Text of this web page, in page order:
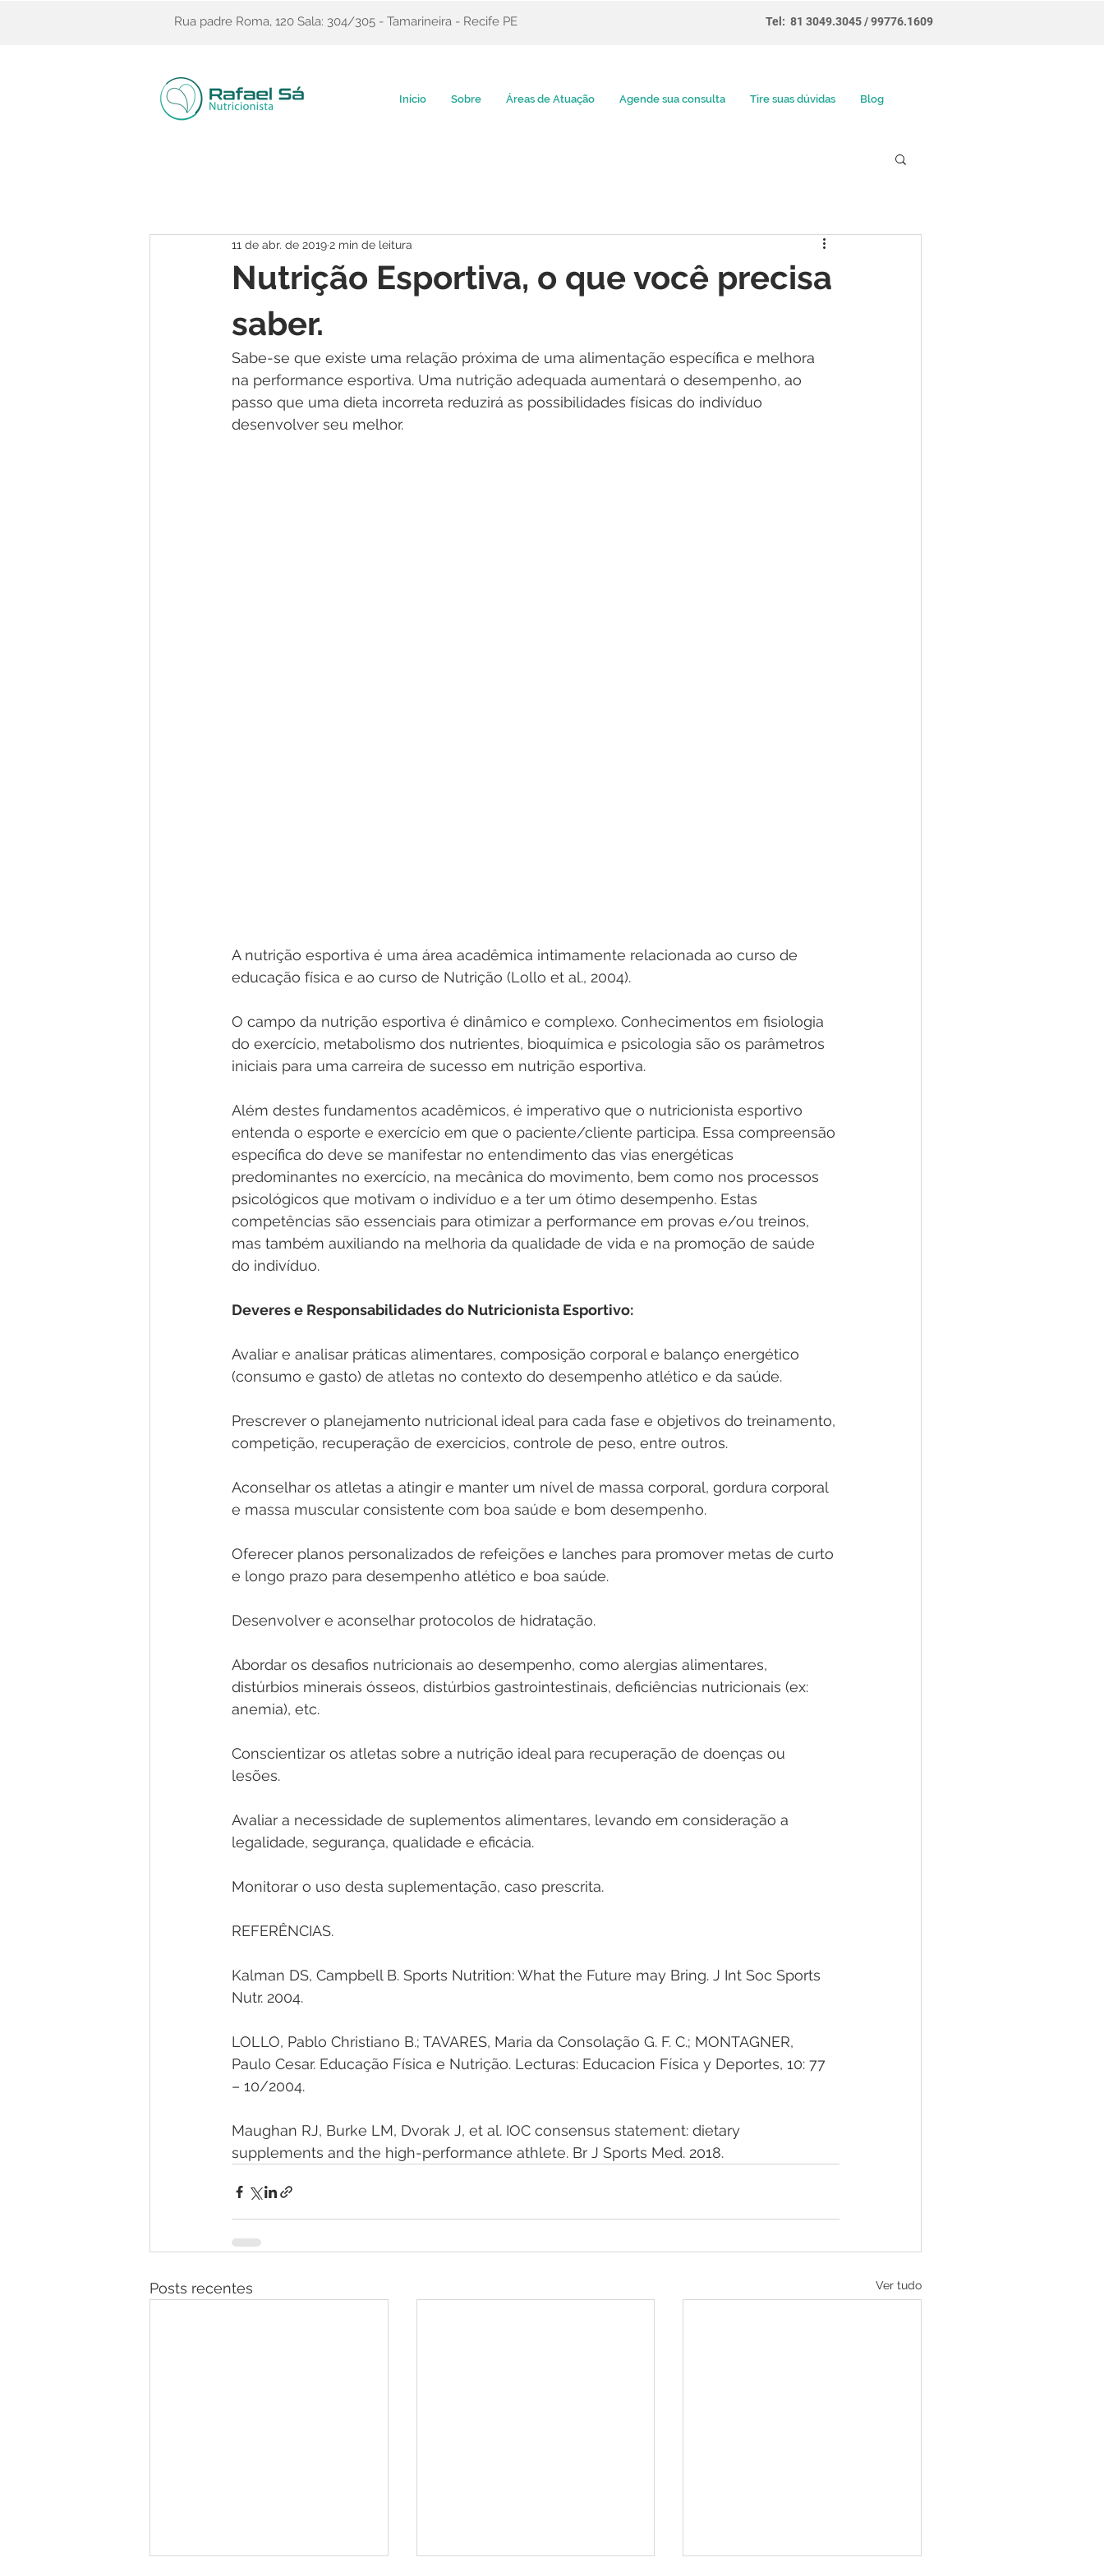
Rua padre Roma, 120 Sala: 304/305 - Tamarineira - Recife PE Tel: 81 3049.3045/ 99776.1609
Início Sobre Áreas de Atuação Agende sua consulta Tire suas dúvidas Blog
Nutrição Esportiva, o que você precisa
saber.
11 de abr. de 20192 min de leitura
Sabe-se que existe uma relação próxima de uma alimentação específica e melhora
na performance esportiva. Uma nutrição adequada aumentará o desempenho, ao
passo que uma dieta incorreta reduzirá as possibilidades físicas do indivíduo
desenvolver seu melhor.
A nutrição esportiva é uma área acadêmica intimamente relacionada ao curso de
educação física e ao curso de Nutrição (Lollo et al., 2004).
O campo da nutrição esportiva é dinâmico e complexo. Conhecimentos em fisiologia
do exercício, metabolismo dos nutrientes, bioquímica e psicologia são os parâmetros
iniciais para uma carreira de sucesso em nutrição esportiva.
Além destes fundamentos acadêmicos, é imperativo que o nutricionista esportivo
entenda o esporte e exercício em que o paciente/cliente participa. Essa compreensão
específica do deve se manifestar no entendimento das vias energéticas
predominantes no exercício, na mecânica do movimento, bem como nos processos
psicológicos que motivam o indivíduo e a ter um ótimo desempenho. Estas
competências são essenciais para otimizar a performance em provas e/ou treinos,
mas também auxiliando na melhoria da qualidade de vida e na promoção de saúde
do indivíduo.
Deveres e Responsabilidades do Nutricionista Esportivo:
Avaliar e analisar práticas alimentares, composição corporal e balanço energético
(consumo e gasto) de atletas no contexto do desempenho atlético e da saúde.
Prescrever o planejamento nutricional ideal para cada fase e objetivos do treinamento,
competição, recuperação de exercícios, controle de peso, entre outros.
Aconselhar os atletas a atingir e manter um nível de massa corporal, gordura corporal
e massa muscular consistente com boa saúde e bom desempenho.
Oferecer planos personalizados de refeições e lanches para promover metas de curto
e longo prazo para desempenho atlético e boa saúde.
Desenvolver e aconselhar protocolos de hidratação.
Abordar os desafios nutricionais ao desempenho, como alergias alimentares,
distúrbios minerais ósseos, distúrbios gastrointestinais, deficiências nutricionais (ex:
anemia), etc.
Conscientizar os atletas sobre a nutrição ideal para recuperação de doenças ou
lesões.
Avaliar a necessidade de suplementos alimentares, levando em consideração a
legalidade, segurança, qualidade e eficácia.
Monitorar o uso desta suplementação, caso prescrita.
REFERÊNCIAS.
Kalman DS, Campbell B. Sports Nutrition: What the Future may Bring. J Int Soc Sports
Nutr. 2004.
LOLLO, Pablo Christiano B.; TAVARES, Maria da Consolação G. F. C.; MONTAGNER,
Paulo Cesar. Educação Física e Nutrição. Lecturas: Educacion Física y Deportes, 10: 77
– 10/2004.
Maughan RJ, Burke LM, Dvorak J, et al. IOC consensus statement: dietary
supplements and the high-performance athlete. Br J Sports Med. 2018.
Posts recentes Ver tudo